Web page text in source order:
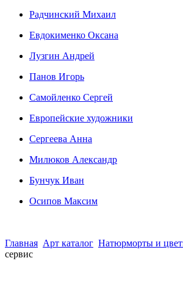
Радчинский Михаил
Евдокименко Оксана
Лузгин Андрей
Панов Игорь
Сaмoйленко Сергей
Европейские художники
Сергеева Анна
Милюков Александр
Бунчук Иван
Осипoв Максим
Главная Арт каталог Натюрморты и
сервис